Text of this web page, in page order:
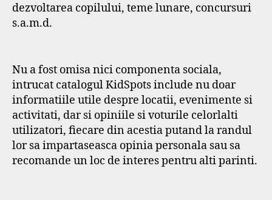
dezvoltarea copilului, teme lunare, concursuri
s.a.m.d.
Nu a fost omisa nici componenta sociala,
intrucat catalogul KidSpots include nu doar
informatiile utile despre locatii, evenimente si
activitati, dar si opiniile si voturile celorlalti
utilizatori, fiecare din acestia putand la randul
lor sa impartaseasca opinia personala sau sa
recomande un loc de interes pentru alti parinti.